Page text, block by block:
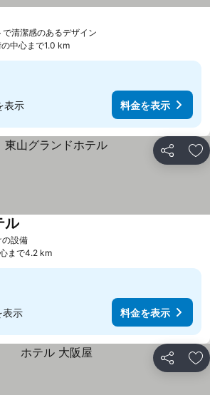
で清潔感のあるデザイン
中心まで1.0 km
表示 料金を表示
シェア お
の設備
ル
まで4.2 km
表示 料金を表示
シェア お